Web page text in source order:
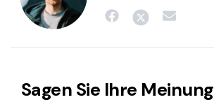
Sagen Sie Ihre Meinung